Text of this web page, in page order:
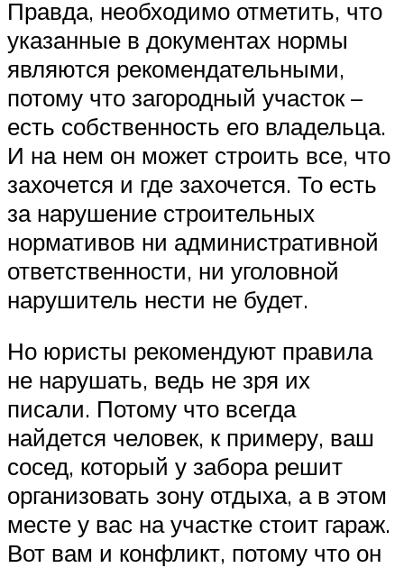
Правда, необходимо отметить, что
указанные в документах нормы
являются рекомендательными,
потому что загородный участок –
есть собственность его владельца.
И на нем он может строить все, что
захочется и где захочется. То есть
за нарушение строительных
нормативов ни административной
ответственности, ни уголовной
нарушитель нести не будет.
Но юристы рекомендуют правила
не нарушать, ведь не зря их
писали. Потому что всегда
найдется человек, к примеру, ваш
сосед, который у забора решит
организовать зону отдыха, а в этом
месте у вас на участке стоит гараж.
Вот вам и конфликт, потому что он